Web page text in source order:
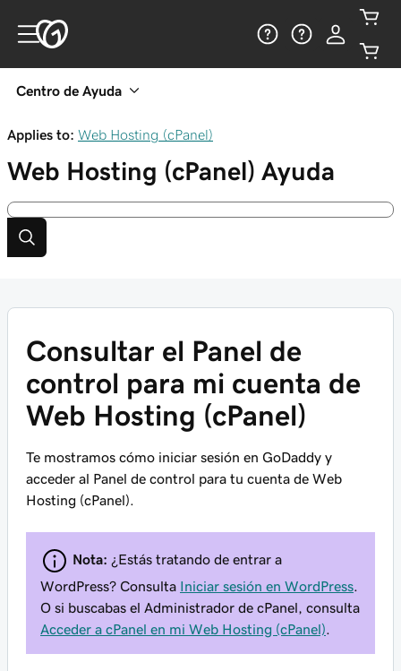
Centro de Ayuda
Applies to: Web Hosting (cPanel)
Web Hosting (cPanel) Ayuda
Consultar el Panel de
control para mi cuenta de
Web Hosting (cPanel)
Te mostramos cómo iniciar sesión en GoDaddy y
acceder al Panel de control para tu cuenta de Web
Hosting (cPanel).
Nota: ¿Estás tratando de entrar a
WordPress? Consulta Iniciar sesión en WordPress
O si buscabas el Administrador de cPanel, consulta
Acceder a cPanel en mi Web Hosting (cPanel)